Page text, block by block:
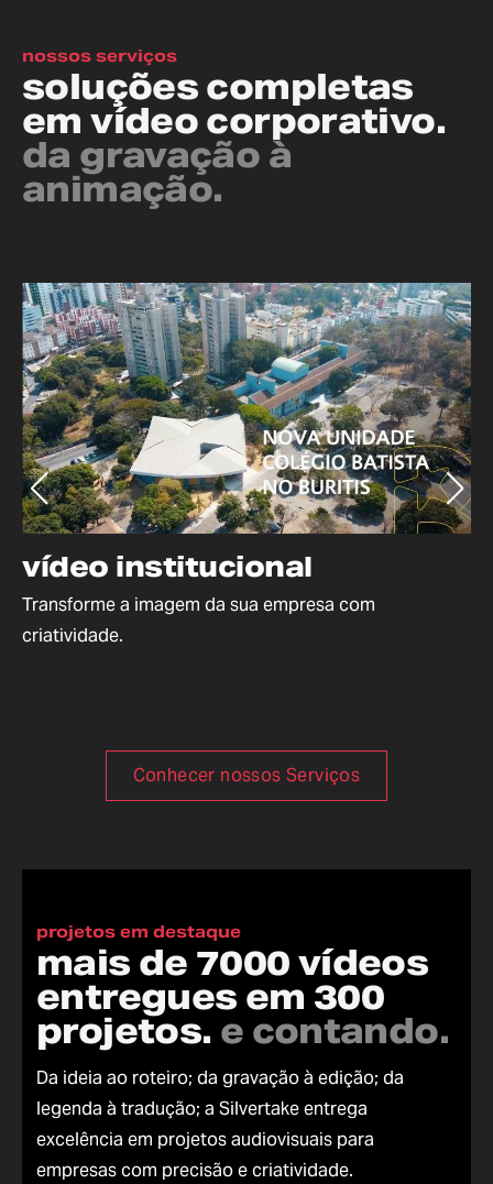
nossos serviços
soluções completas
em vídeo corporativo.
da gravação à
animação.
vídeo institucional
Transforme a imagem da sua empresa com
criatividade.
Conhecer nossos Serviços
projetos em destaque
mais de 7000 vídeos
entregues em 300
projetos. e contando.
Da ideia ao roteiro; da gravação à edição; da
legenda à tradução; a Silvertake entrega
excelência em projetos audiovisuais para
empresas com precisão e criatividade.